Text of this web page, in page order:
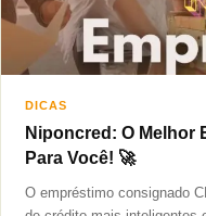
Blog
Fale Conosco
DICAS
Niponcred: O Melhor
Para Você! 🚀
O empréstimo consignado